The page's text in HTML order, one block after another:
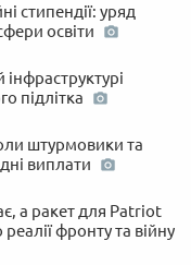
стипендії: уряд
освіти
підлітка
штурмовики та
виплати
а ракет для Patriot
фронту та війну